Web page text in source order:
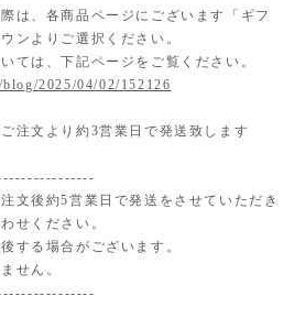
は、各商品ページにございます「ギフ
ンよりご選択ください。
ては、下記ページをご覧ください。
2025/04/02/152126
注文より約3営業日で発送致します
文後約5営業日で発送をさせていただき
せください。
する場合がございます。
せん。